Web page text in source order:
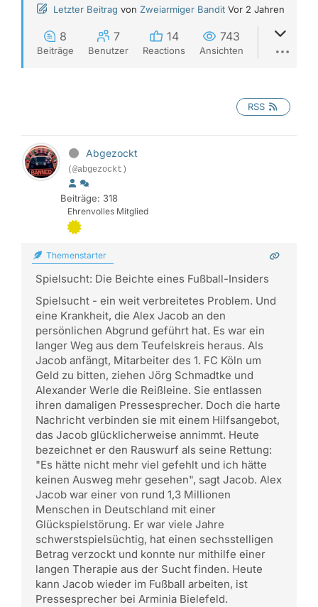
Letzter Beitrag von Zweiarmiger Bandit Vor 2 Jahren
8
Beiträge
7
Benutzer
14
Reactions
743
Ansichten
RSS
Abgezockt
(@abgezockt)
Beiträge: 318
Ehrenvolles Mitglied
Themenstarter
Spielsucht: Die Beichte eines Fußball-Insiders
Spielsucht - ein weit verbreitetes Problem. Und
eine Krankheit, die Alex Jacob an den
persönlichen Abgrund geführt hat. Es war ein
langer Weg aus dem Teufelskreis heraus. Als
Jacob anfängt, Mitarbeiter des 1. FC Köln um
Geld zu bitten, ziehen Jörg Schmadtke und
Alexander Werle die Reißleine. Sie entlassen
ihren damaligen Pressesprecher. Doch die harte
Nachricht verbinden sie mit einem Hilfsangebot,
das Jacob glücklicherweise annimmt. Heute
bezeichnet er den Rauswurf als seine Rettung:
"Es hätte nicht mehr viel gefehlt und ich hätte
keinen Ausweg mehr gesehen", sagt Jacob. Alex
Jacob war einer von rund 1,3 Millionen
Menschen in Deutschland mit einer
Glückspielstörung. Er war viele Jahre
schwerstspielsüchtig, hat einen sechsstelligen
Betrag verzockt und konnte nur mithilfe einer
langen Therapie aus der Sucht finden. Heute
kann Jacob wieder im Fußball arbeiten, ist
Pressesprecher bei Arminia Bielefeld.